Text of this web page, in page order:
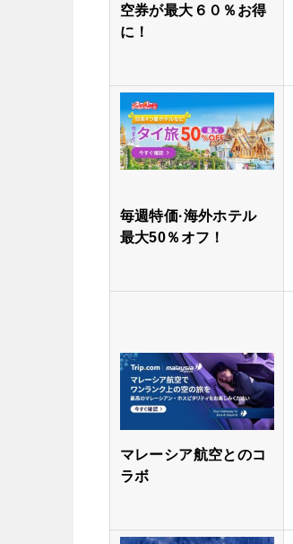
空券が最大６０％お得
に！
毎週特価·海外ホテル
最大50％オフ！
マレーシア航空とのコ
ラボ